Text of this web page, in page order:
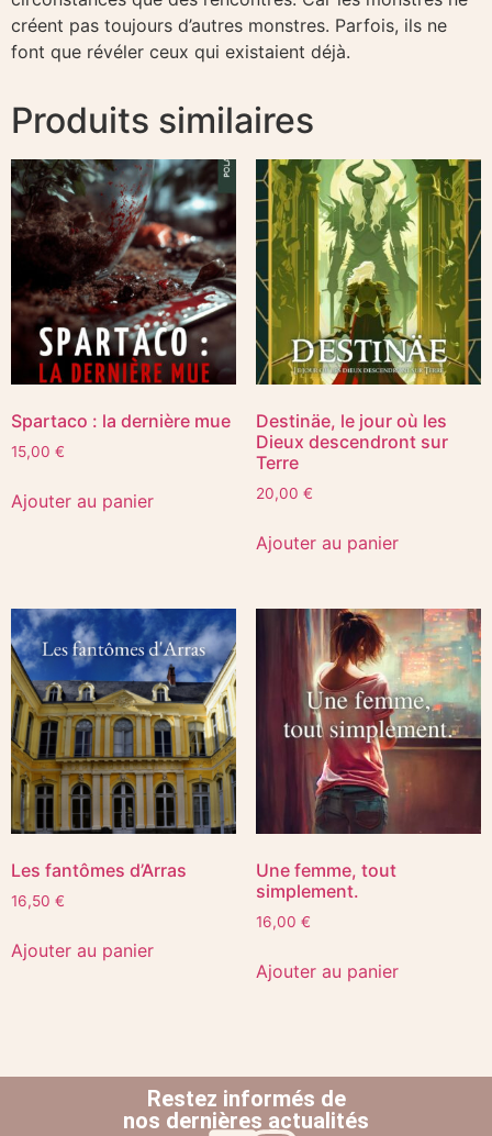
créent pas toujours d’autres monstres. Parfois, ils ne
font que révéler ceux qui existaient déjà.
Produits similaires
Spartaco : la dernière mue
15,00 €
Ajouter au panier
Destinäe, le jour où les
Dieux descendront sur
Terre​
20,00 €
Ajouter au panier
Les fantômes d’Arras
16,50 €
Ajouter au panier
Une femme, tout
simplement.
16,00 €
Ajouter au panier
Restez informés de
nos dernières actualités